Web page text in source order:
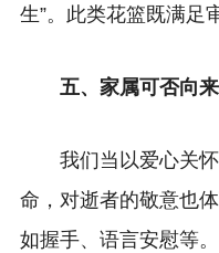
生”。此类花篮既满足
五、家属可否向
我们当以爱心关
命，对逝者的敬意也
如握手、语言安慰等。